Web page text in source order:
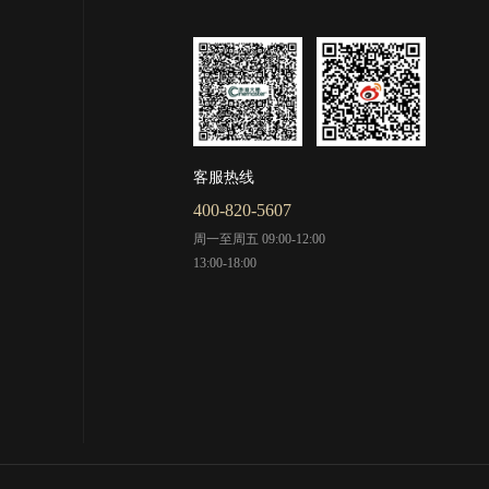
客服热线
400-820-5607
周一至周五 09:00-12:00
13:00-18:00